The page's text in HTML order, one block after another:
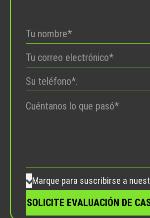
Por
Marque para suscribirse a